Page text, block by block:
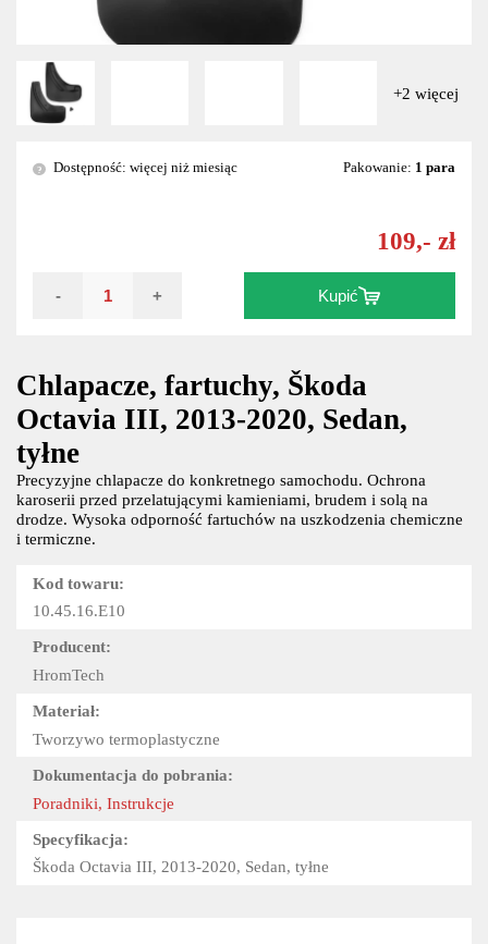
+2 więcej
Chlapacze, fartuchy, Škoda
Octavia III, 2013-2020, Sedan,
tyłne
Precyzyjne chlapacze do konkretnego samochodu. Ochrona
karoserii przed przelatującymi kamieniami, brudem i solą na
drodze. Wysoka odporność fartuchów na uszkodzenia chemiczne
i termiczne.
Kod towaru:
10.45.16.E10
Producent:
HromTech
Materiał:
Tworzywo termoplastyczne
Dokumentacja do pobrania:
Poradniki, Instrukcje
Specyfikacja:
Škoda Octavia III, 2013-2020, Sedan, tyłne
? Dostępność: więcej niż miesiąc Pakowanie: 1 para
109,- zł
- + Kupić